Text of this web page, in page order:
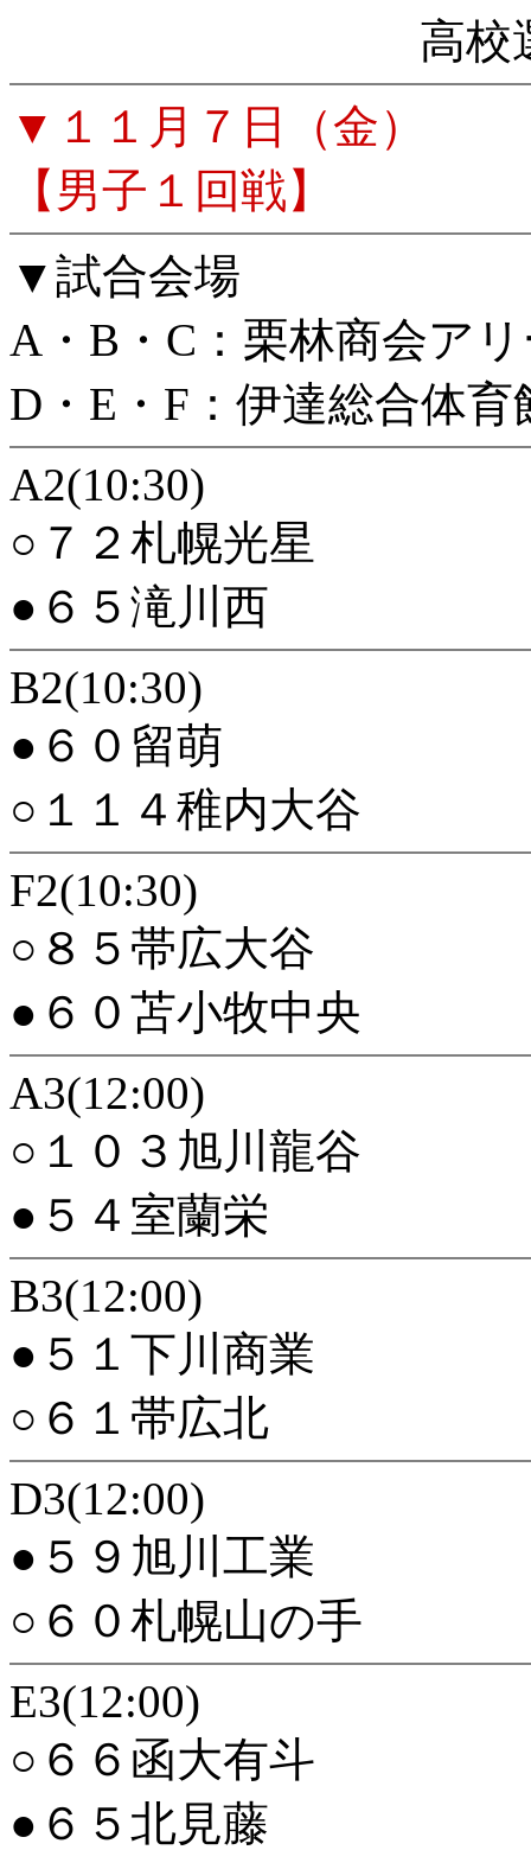
高校
▼１１月７日（金）
【男子１回戦】
▼試合会場
A・B・C：栗林商会ア
D・E・F：伊達総合体
A2(10:30)
○７２札幌光星
●６５滝川西
B2(10:30)
●６０留萌
○１１４稚内大谷
F2(10:30)
○８５帯広大谷
●６０苫小牧中央
A3(12:00)
○１０３旭川龍谷
●５４室蘭栄
B3(12:00)
●５１下川商業
○６１帯広北
D3(12:00)
●５９旭川工業
○６０札幌山の手
E3(12:00)
○６６函大有斗
●６５北見藤